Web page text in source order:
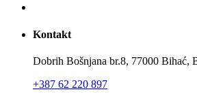
Kontakt
Dobrih Bošnjana br.8, 77000 Bihać,
+387 62 220 897